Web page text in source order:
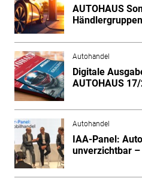
AUTOHAUS
Autohandel
Digitale
AUTOHAUS
Autohandel
IAA-Panel:
unverzichtbar